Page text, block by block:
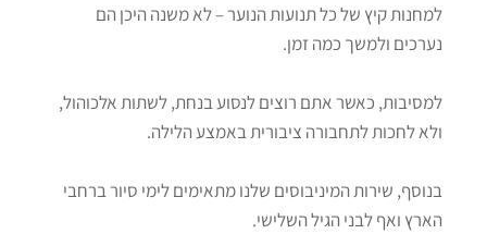
למחנות קיץ של כל תנועות הנוער – לא משנה היכן הם
נערכים ולמשך כמה זמן.
למסיבות, כאשר אתם רוצים לנסוע בנחת, לשתות אלכוהול,
ולא לחכות לתחבורה ציבורית באמצע הלילה.
בנוסף, שירות המיניבוסים שלנו מתאימים לימי סיור ברחבי
הארץ ואף לבני הגיל השלישי.